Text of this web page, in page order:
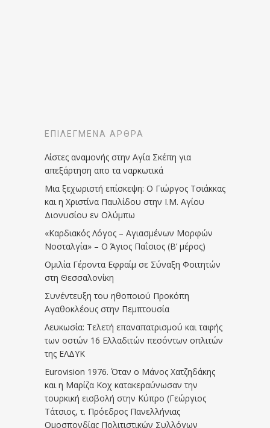
ΕΠΙΛΕΓΜΈΝΑ ΆΡΘΡΑ
Λίστες αναμονής στην Αγία Σκέπη για
απεξάρτηση απο τα ναρκωτικά
Μια ξεχωριστή επίσκεψη: Ο Γιώργος Τσιάκκας
και η Χριστίνα Παυλίδου στην Ι.Μ. Αγίου
Διονυσίου εν Ολύμπω
«Καρδιακός Λόγος – Αγιασμένων Μορφών
Νοσταλγία» – Ο Άγιος Παΐσιος (Β’ μέρος)
Ομιλία Γέροντα Εφραίμ σε Σύναξη Φοιτητών
στη Θεσσαλονίκη
Συνέντευξη του ηθοποιού Προκόπη
Αγαθοκλέους στην Πεμπτουσία
Λευκωσία: Τελετή επαναπατρισμού και ταφής
των οστών 16 Ελλαδιτών πεσόντων οπλιτών
της ΕΛΔΥΚ
Eurovision 1976. Όταν ο Μάνος Χατζηδάκης
και η Μαρίζα Κοχ κατακεραύνωσαν την
τουρκική εισβολή στην Κύπρο (Γεώργιος
Τάτσιος, τ. Πρόεδρος Πανελλήνιας
Ομοσπονδίας Πολιτιστικών Συλλόγων